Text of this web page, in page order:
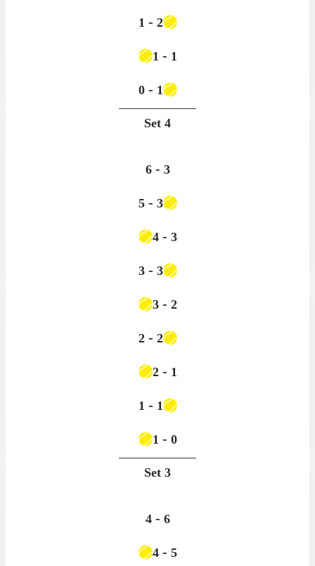
1 - 2
1 - 1
0- 1
Set 4
6 - 3
5 - 3
4 - 3
3 - 3
3 - 2
2 - 2
2 - 1
1 - 1
1 - 0
Set 3
4 - 6
4 - 5